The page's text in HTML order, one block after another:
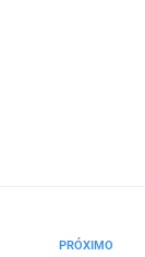
PRÓXIMO